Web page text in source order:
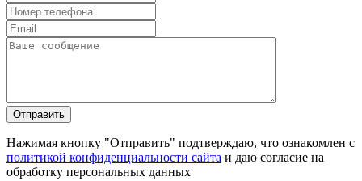
Нажимая кнопку "Отправить" подтверждаю, что ознакомлен с
политикой конфиденциальности сайта и даю согласие на
обработку персональных данных